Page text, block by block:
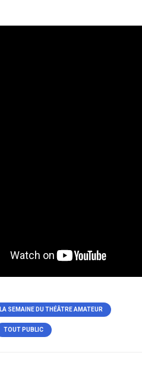
LA SEMAINE DU THÉÂTRE AMATEUR
TOUT PUBLIC